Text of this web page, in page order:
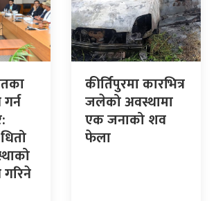
कीर्तिपुरमा कारभित्र
जलेको अवस्थामा
एक जनाको शव
फेला